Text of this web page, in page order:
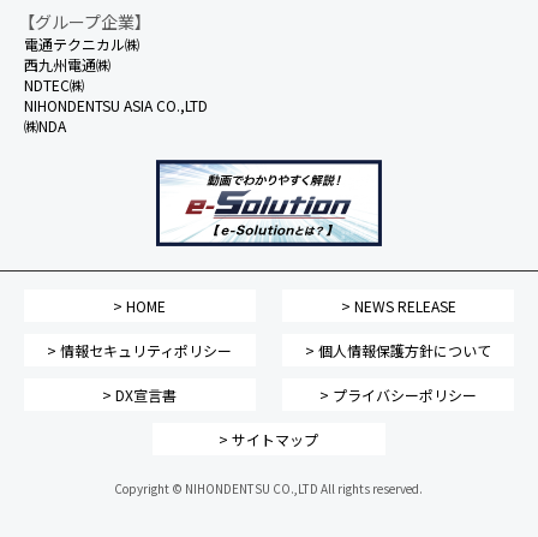
【グループ企業】
電通テクニカル㈱
西九州電通㈱
NDTEC㈱
NIHONDENTSU ASIA CO.,LTD
㈱NDA
> HOME > NEWS RELEASE
> 情報セキュリティポリシー > 個人情報保護方針について
> DX宣言書 > プライバシーポリシー
> サイトマップ
Copyright © NIHONDENTSU CO.,LTD All rights reserved.